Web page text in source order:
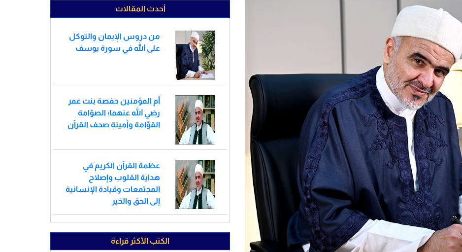
أحدث المقالات
من دروس الإيمان والتوكل
على الله في سورة يوسف
أم المؤمنين حفصة بنت عمر
رضي الله عنهما؛ الصوّامة
القوّامة وأمينة صحف القرآن
عظمة القرآن الكريم في
هداية القلوب وإصلاح
المجتمعات وقيادة الإنسانية
إلى الحق والخير
الكتب الأكثر قراءة